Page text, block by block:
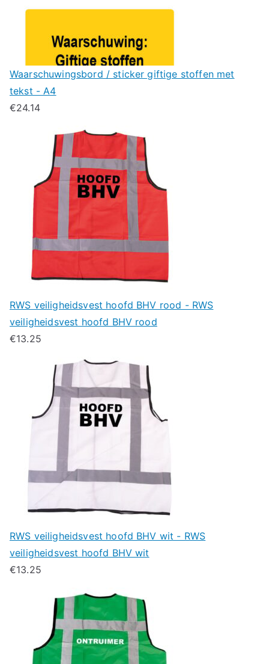
Waarschuwingsbord / sticker giftige stoffen met
tekst - A4
€24.14
RWS veiligheidsvest hoofd BHV rood - RWS
veiligheidsvest hoofd BHV rood
€13.25
RWS veiligheidsvest hoofd BHV wit - RWS
veiligheidsvest hoofd BHV wit
€13.25